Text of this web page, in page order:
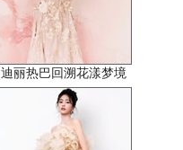
迪丽热巴回溯花漾梦境